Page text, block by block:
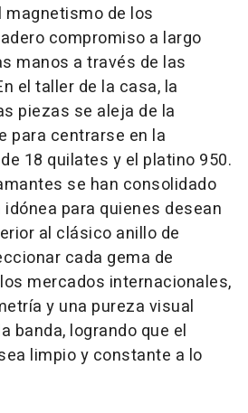
magnetismo de los
compromiso a largo
manos a través de las
el taller de la casa, la
piezas se aleja de la
para centrarse en la
18 quilates y el platino 950.
se han consolidado
para quienes desean
al clásico anillo de
cada gema de
mercados internacionales,
y una pureza visual
banda, logrando que el
limpio y constante a lo